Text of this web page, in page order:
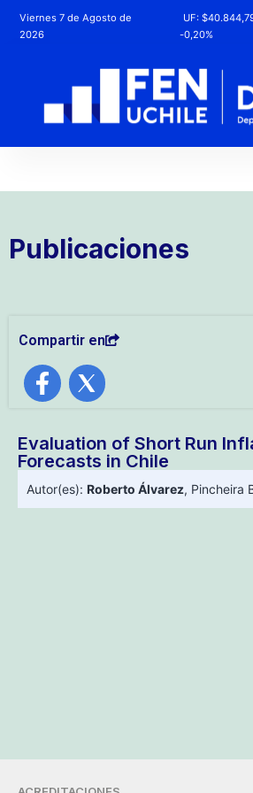
Viernes 7 de Agosto de
2026
UF:
-0,20%
Publicaciones
Compartir en
Evaluation of Short Run
Forecasts in Chile
Autor(es): Roberto Álvarez, Pincheira